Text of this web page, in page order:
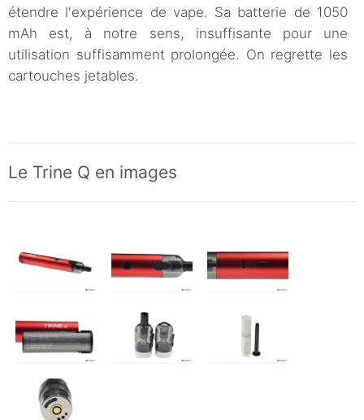
étendre l'expérience de vape. Sa batterie de 1050
mAh est, à notre sens, insuffisante pour une
utilisation suffisamment prolongée. On regrette les
cartouches jetables.
Le Trine Q en images